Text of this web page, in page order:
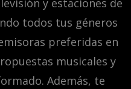
y estaciones de
todos tus géneros
preferidas en
musicales y
Además, te